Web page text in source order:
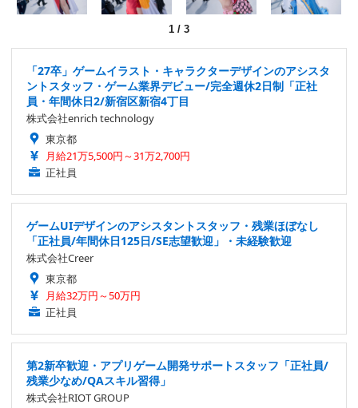
1 / 3
「27卒」ゲームイラスト・キャラクターデザインのアシスタ
ントスタッフ・ゲーム業界デビュー/完全週休2日制「正社
員・年間休日2/新宿区新宿4丁目
株式会社enrich technology
東京都
月給21万5,500円～31万2,700円
正社員
ゲームUIデザインのアシスタントスタッフ・残業ほぼなし
「正社員/年間休日125日/SE志望歓迎」・未経験歓迎
株式会社Creer
東京都
月給32万円～50万円
正社員
第2新卒歓迎・アプリゲーム開発サポートスタッフ「正社員/
残業少なめ/QAスキル習得」
株式会社RIOT GROUP